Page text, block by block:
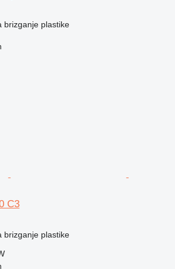
brizganje plastike
C3
brizganje plastike